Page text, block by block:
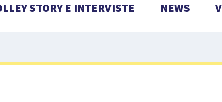
STORY E INTERVISTE NEWS